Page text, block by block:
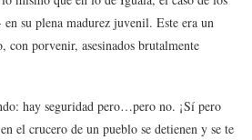
en su plena madurez juvenil. Este era un
porvenir, asesinados brutalmente
hay seguridad pero…pero no. ¡Sí pero
el crucero de un pueblo se detienen y se te